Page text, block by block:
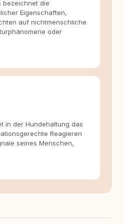
bezeichnet die
Eigenschaften,
auf nichtmenschliche
oder
in der Hundehaltung das
Reagieren
seines Menschen,